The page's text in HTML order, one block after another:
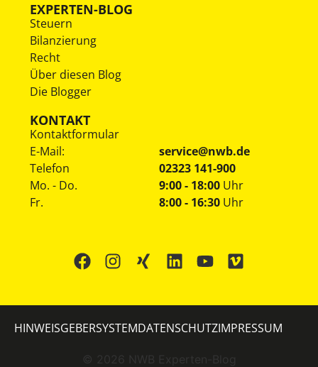
EXPERTEN-BLOG
Steuern
Bilanzierung
Recht
Über diesen Blog
Die Blogger
KONTAKT
Kontaktformular
E-Mail:
service@nwb.de
Telefon
02323 141-900
Mo. - Do.
Fr.
9:00 - 18:00 Uhr
8:00 - 16:30 Uhr
© 2026 NWB Experten-Blog
HINWEISGEBERSYSTEMDATENSCHUTZIMPRESSUM